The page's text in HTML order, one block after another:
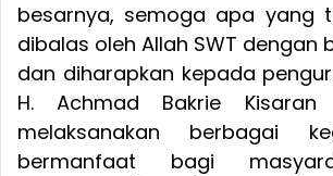
besarnya, semoga apa yang
dibalas oleh Allah SWT dengan
dan diharapkan kepada
H. Achmad Bakrie
melaksanakan berbagai
bermanfaat bagi